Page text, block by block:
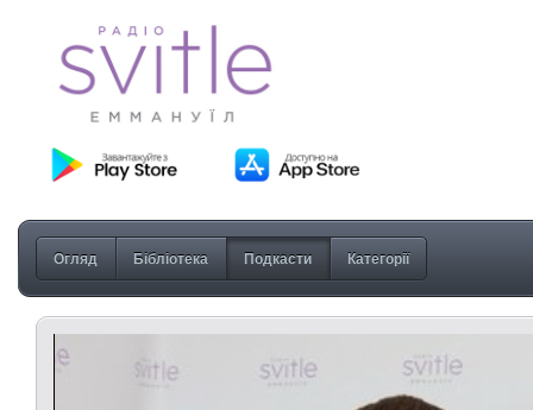
Огляд Бібліотека Подкасти Категорії